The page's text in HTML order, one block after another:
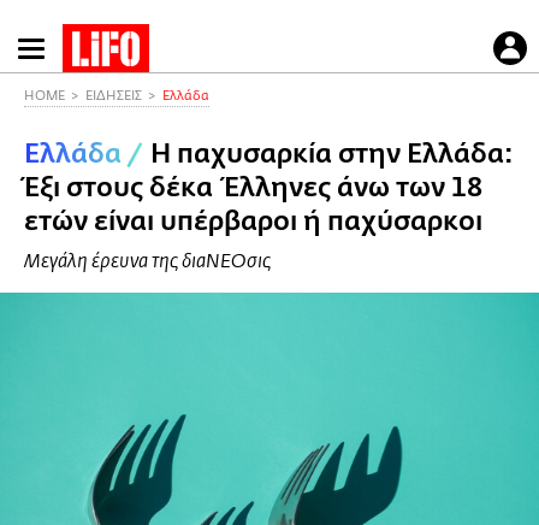
Παράκαμψη
προς
περιεχόμενο
HOME ΕΙΔΗΣΕΙΣ Ελλάδα
Ελλάδα / Η παχυσαρκία στην Ελλάδα:
Έξι στους δέκα Έλληνες άνω των 18
ετών είναι υπέρβαροι ή παχύσαρκοι
Μεγάλη έρευνα της διαΝΕΟσις